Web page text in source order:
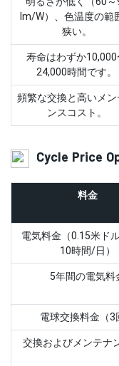
lm/W）、色温度の範
狭い。
寿命はわずか10,000
24,000時間です。
頻繁な交換と高いメ
ンスコスト。
Cycle Price
料金
電気料金（0.15米ドル
10時間/日）
5年間の電気料
電球交換料金（3
交換およびメンテナ